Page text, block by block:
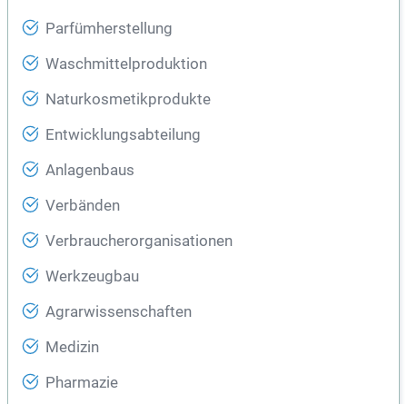
Parfümherstellung
Waschmittelproduktion
Naturkosmetikprodukte
Entwicklungsabteilung
Anlagenbaus
Verbänden
Verbraucherorganisationen
Werkzeugbau
Agrarwissenschaften
Medizin
Pharmazie